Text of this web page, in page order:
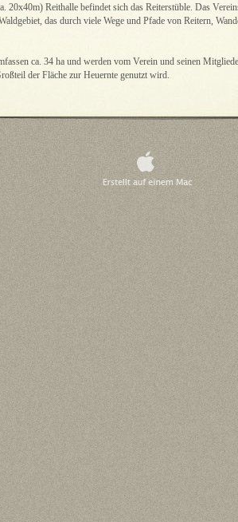
20x40m) Reithalle befindet sich das Reiterstüble. Das
das durch viele Wege und Pfade von Reitern,
ca. 34 ha und werden vom Verein und seinen
der Fläche zur Heuernte genutzt wird.